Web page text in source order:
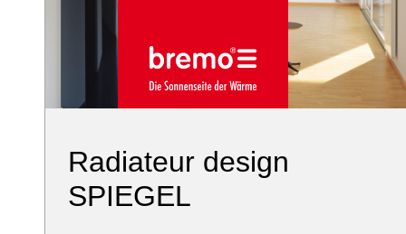
Radiateur design
SPIEGEL